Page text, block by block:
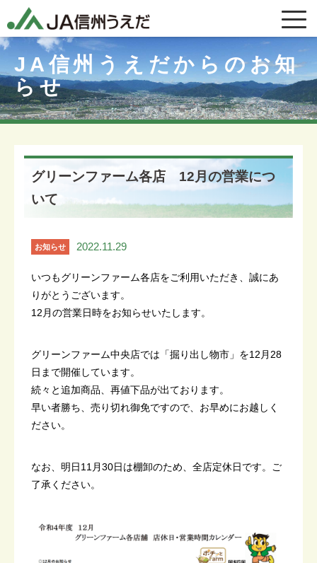
JA信州うえだからのお知
らせ
グリーンファーム各店 12月の営業につ
いて
お知らせ 2022.11.29
いつもグリーンファーム各店をご利用いただき、誠にあ
りがとうございます。
12月の営業日時をお知らせいたします。
グリーンファーム中央店では「掘り出し物市」を12月28
日まで開催しています。
続々と追加商品、再値下品が出ております。
早い者勝ち、売り切れ御免ですので、お早めにお越しく
ださい。
なお、明日11月30日は棚卸のため、全店定休日です。ご
了承ください。